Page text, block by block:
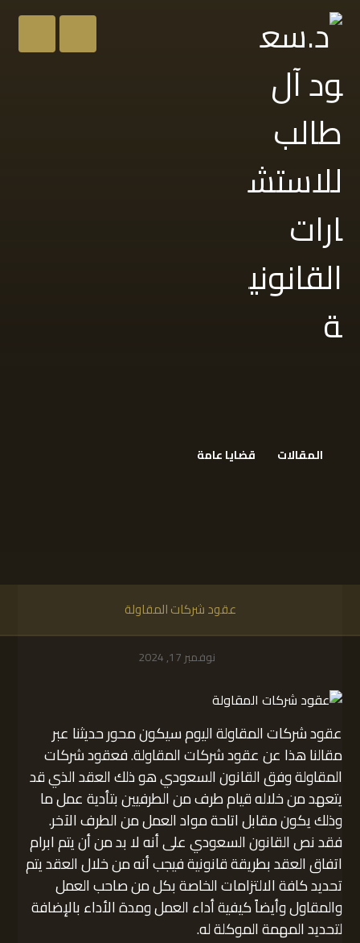
المقالات قضايا عامة
عقود شركات المقاولة
نوفمبر 17, 2024
عقود شركات المقاولة اليوم سيكون محور حديثنا عبر
مقالنا هذا عن عقود شركات المقاولة. فعقود شركات
المقاولة وفق القانون السعودي هو ذلك العقد الذي قد
يتعهد من خلاله قيام طرف من الطرفيين بتأدية عمل ما
وذلك يكون مقابل اتاحة مواد العمل من الطرف الآخر.
فقد نص القانون السعودي على أنه لا بد من أن يتم ابرام
اتفاق العقد بطريقة قانونية فيجب أنه من خلال العقد يتم
تحديد كافة الالتزامات الخاصة بكل من صاحب العمل
والمقاول وأيضاً كيفية أداء العمل ومدة الأداء بالإضافة
لتحديد المهمة الموكلة له.